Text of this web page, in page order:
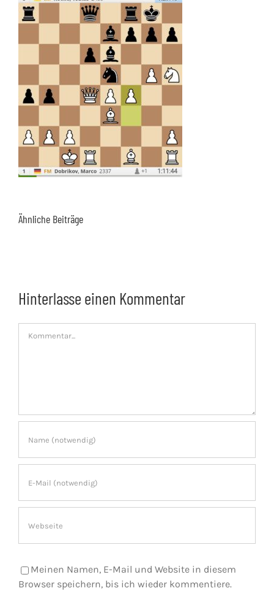
Ähnliche Beiträge
Hinterlasse einen Kommentar
Meinen Namen, E-Mail und Website in diesem
Browser speichern, bis ich wieder kommentiere.